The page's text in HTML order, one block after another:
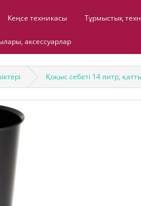
Кеңсе техникасы Тұрмыстық
аксессуарлар
Қоқыс себеті 14 литр,